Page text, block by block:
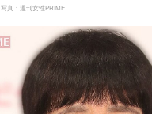
写真：週刊女性PRIME